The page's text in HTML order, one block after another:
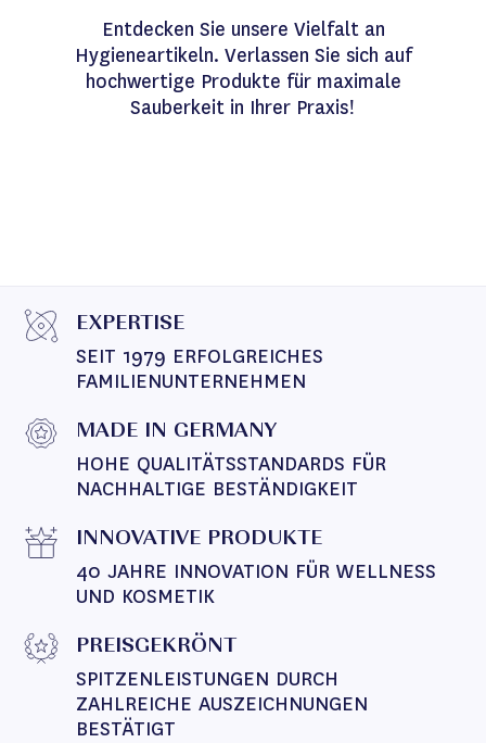
Entdecken Sie unsere Vielfalt an
Hygieneartikeln. Verlassen Sie sich auf
hochwertige Produkte für maximale
Sauberkeit in Ihrer Praxis!
EXPERTISE
SEIT 1979 ERFOLGREICHES
FAMILIENUNTERNEHMEN
MADE IN GERMANY
HOHE QUALITÄTSSTANDARDS FÜR
NACHHALTIGE BESTÄNDIGKEIT
INNOVATIVE PRODUKTE
40 JAHRE INNOVATION FÜR WELLNESS
UND KOSMETIK
PREISGEKRÖNT
SPITZENLEISTUNGEN DURCH
ZAHLREICHE AUSZEICHNUNGEN
BESTÄTIGT